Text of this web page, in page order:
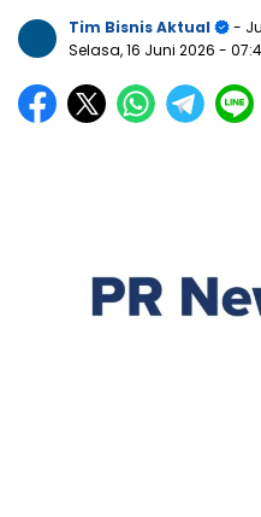
Tim Bisnis Aktual
-
Selasa, 16 Juni 2026 -